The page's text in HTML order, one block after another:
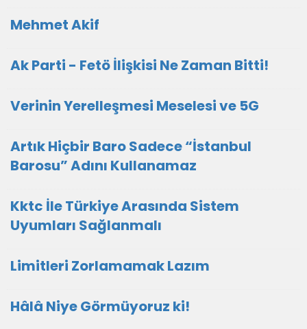
Mehmet Akif
Ak Parti - Fetö İlişkisi Ne Zaman Bitti!
Verinin Yerelleşmesi Meselesi ve 5G
Artık Hiçbir Baro Sadece “İstanbul
Barosu” Adını Kullanamaz
Kktc İle Türkiye Arasında Sistem
Uyumları Sağlanmalı
Limitleri Zorlamamak Lazım
Hâlâ Niye Görmüyoruz ki!